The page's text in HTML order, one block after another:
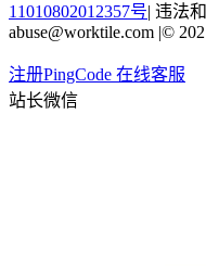
11010802012357号| 违法
abuse@worktile.com |©
注册PingCode 在线客服
站长微信